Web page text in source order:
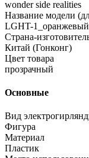
wonder side realities
Название модели
LGHT-1_оранжевый
Страна-
Китай (Гонконг)
Цвет товара
прозрачный
Основные
Вид
Фигура
Материал
Пластик